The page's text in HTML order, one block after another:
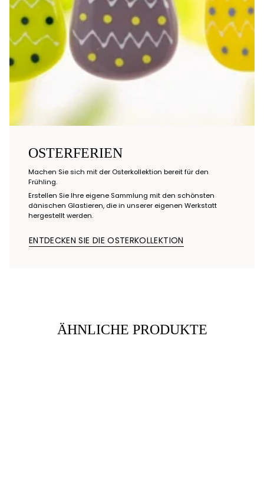
OSTERFERIEN
Machen Sie sich mit der Osterkollektion bereit für den
Frühling.
Erstellen Sie Ihre eigene Sammlung mit den schönsten
dänischen Glastieren, die in unserer eigenen Werkstatt
hergestellt werden.
ENTDECKEN SIE DIE OSTERKOLLEKTION
ÄHNLICHE PRODUKTE